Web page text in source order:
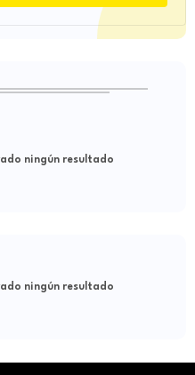
ningún resultado
ningún resultado